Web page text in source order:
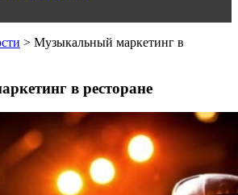
> Музыкальный маркетинг в
в ресторане